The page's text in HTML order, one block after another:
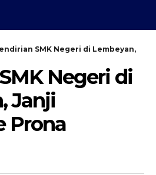
SMK Negeri di Lembeyan,
Negeri di
Janji
Prona